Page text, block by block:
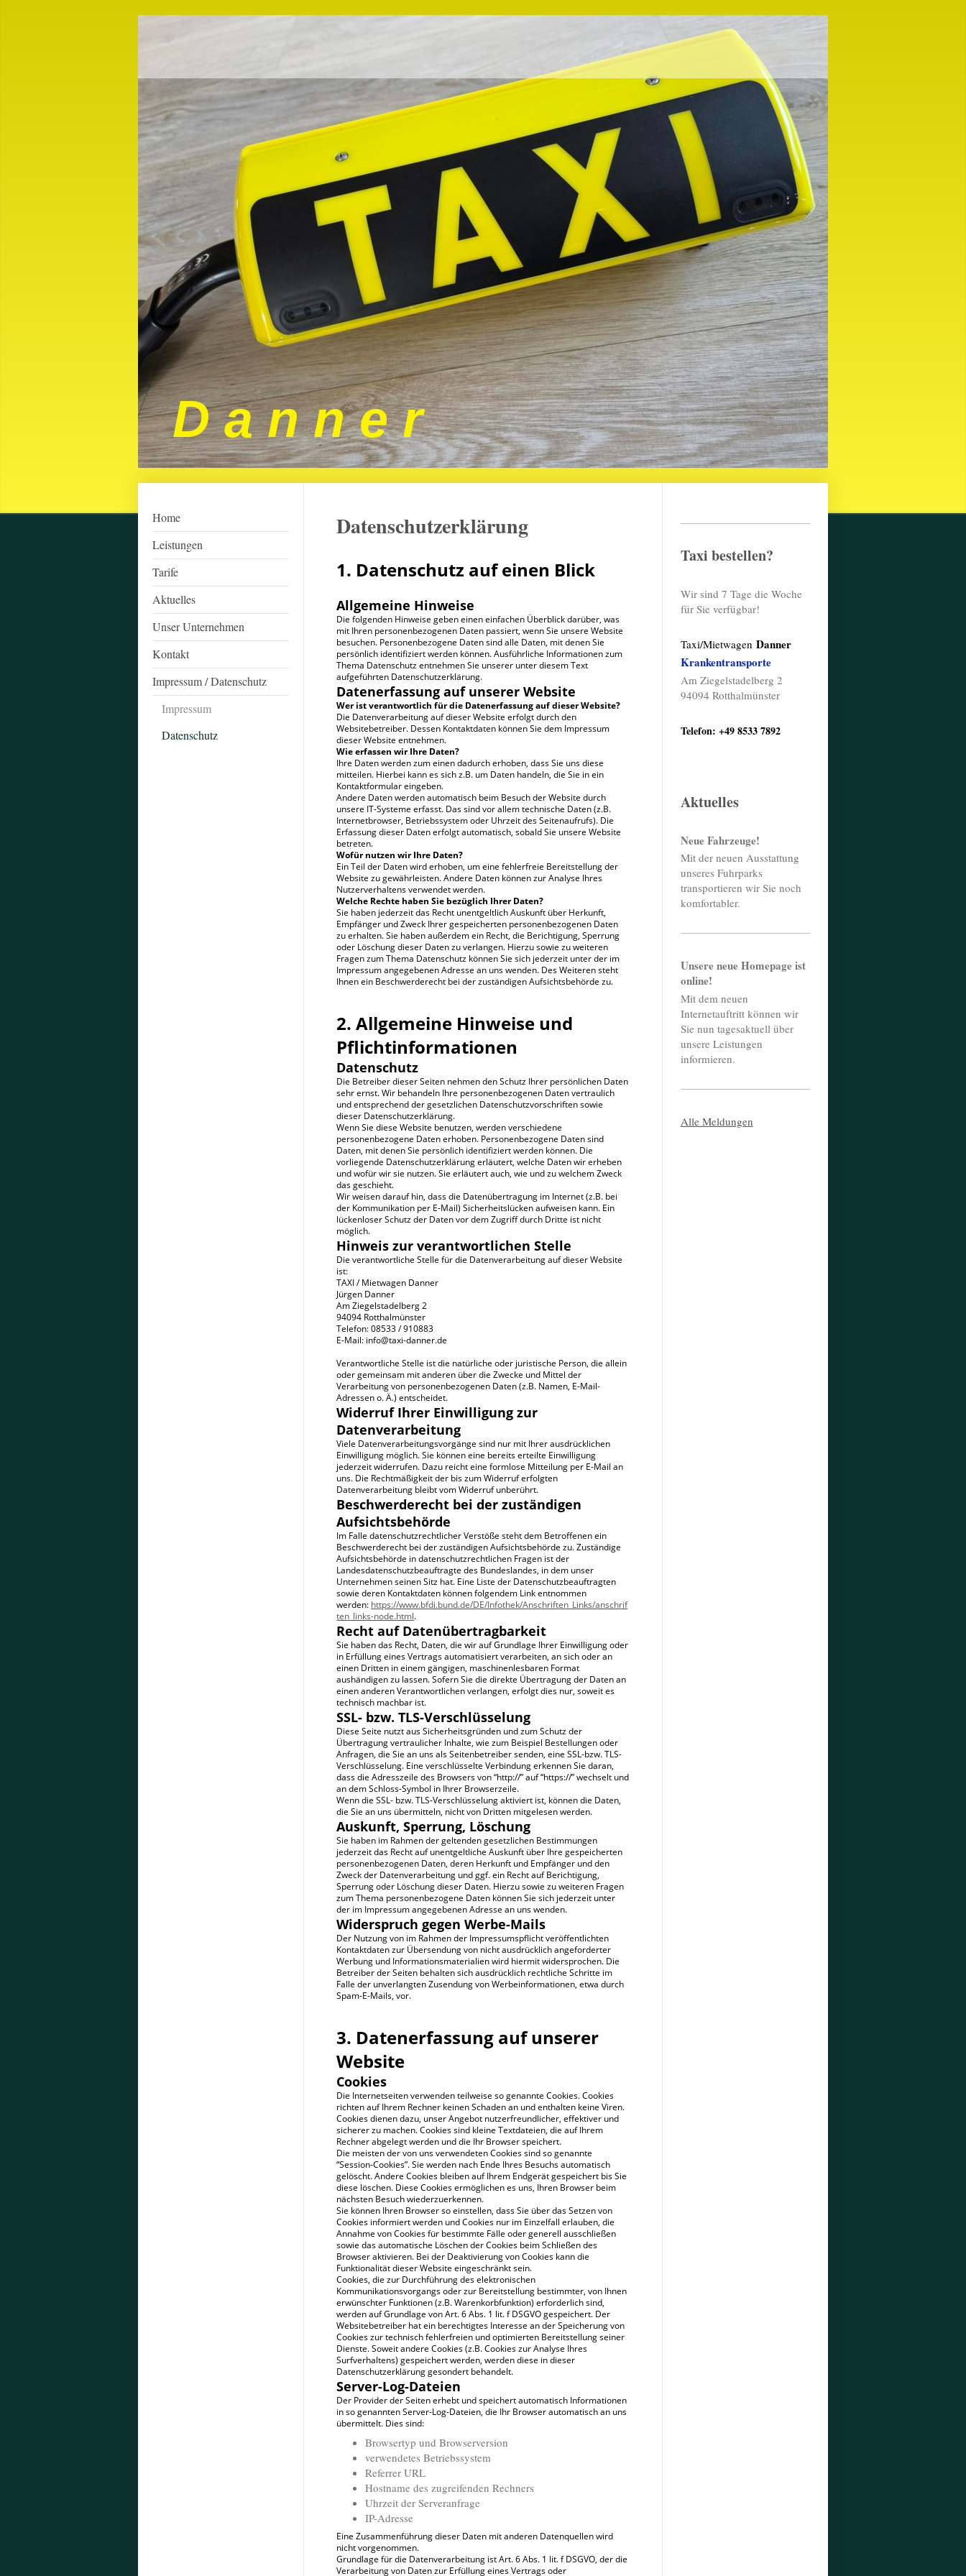
D a n n e r
Home
Leistungen
Tarife
Aktuelles
Unser Unternehmen
Kontakt
Impressum / Datenschutz
Impressum
Datenschutz
Datenschutzerklärung
1. Datenschutz auf einen Blick
Allgemeine Hinweise
Die folgenden Hinweise geben einen einfachen Überblick darüber, was
mit Ihren personenbezogenen Daten passiert, wenn Sie unsere Website
besuchen. Personenbezogene Daten sind alle Daten, mit denen Sie
persönlich identifiziert werden können. Ausführliche Informationen zum
Thema Datenschutz entnehmen Sie unserer unter diesem Text
aufgeführten Datenschutzerklärung.
Datenerfassung auf unserer Website
Wer ist verantwortlich für die Datenerfassung auf dieser Website?
Die Datenverarbeitung auf dieser Website erfolgt durch den
Websitebetreiber. Dessen Kontaktdaten können Sie dem Impressum
dieser Website entnehmen.
Wie erfassen wir Ihre Daten?
Ihre Daten werden zum einen dadurch erhoben, dass Sie uns diese
mitteilen. Hierbei kann es sich z.B. um Daten handeln, die Sie in ein
Kontaktformular eingeben.
Andere Daten werden automatisch beim Besuch der Website durch
unsere IT-Systeme erfasst. Das sind vor allem technische Daten (z.B.
Internetbrowser, Betriebssystem oder Uhrzeit des Seitenaufrufs). Die
Erfassung dieser Daten erfolgt automatisch, sobald Sie unsere Website
betreten.
Wofür nutzen wir Ihre Daten?
Ein Teil der Daten wird erhoben, um eine fehlerfreie Bereitstellung der
Website zu gewährleisten. Andere Daten können zur Analyse Ihres
Nutzerverhaltens verwendet werden.
Welche Rechte haben Sie bezüglich Ihrer Daten?
Sie haben jederzeit das Recht unentgeltlich Auskunft über Herkunft,
Empfänger und Zweck Ihrer gespeicherten personenbezogenen Daten
zu erhalten. Sie haben außerdem ein Recht, die Berichtigung, Sperrung
oder Löschung dieser Daten zu verlangen. Hierzu sowie zu weiteren
Fragen zum Thema Datenschutz können Sie sich jederzeit unter der im
Impressum angegebenen Adresse an uns wenden. Des Weiteren steht
Ihnen ein Beschwerderecht bei der zuständigen Aufsichtsbehörde zu.
2. Allgemeine Hinweise und
Pflichtinformationen
Datenschutz
Die Betreiber dieser Seiten nehmen den Schutz Ihrer persönlichen Daten
sehr ernst. Wir behandeln Ihre personenbezogenen Daten vertraulich
und entsprechend der gesetzlichen Datenschutzvorschriften sowie
dieser Datenschutzerklärung.
Wenn Sie diese Website benutzen, werden verschiedene
personenbezogene Daten erhoben. Personenbezogene Daten sind
Daten, mit denen Sie persönlich identifiziert werden können. Die
vorliegende Datenschutzerklärung erläutert, welche Daten wir erheben
und wofür wir sie nutzen. Sie erläutert auch, wie und zu welchem Zweck
das geschieht.
Wir weisen darauf hin, dass die Datenübertragung im Internet (z.B. bei
der Kommunikation per E-Mail) Sicherheitslücken aufweisen kann. Ein
lückenloser Schutz der Daten vor dem Zugriff durch Dritte ist nicht
möglich.
Hinweis zur verantwortlichen Stelle
Die verantwortliche Stelle für die Datenverarbeitung auf dieser Website
ist:
TAXI / Mietwagen Danner
Jürgen Danner
Am Ziegelstadelberg 2
94094 Rotthalmünster
Telefon: 08533 / 910883
E-Mail: info@taxi-danner.de
Verantwortliche Stelle ist die natürliche oder juristische Person, die allein
oder gemeinsam mit anderen über die Zwecke und Mittel der
Verarbeitung von personenbezogenen Daten (z.B. Namen, E-Mail-
Adressen o. Ä.) entscheidet.
Widerruf Ihrer Einwilligung zur
Datenverarbeitung
Viele Datenverarbeitungsvorgänge sind nur mit Ihrer ausdrücklichen
Einwilligung möglich. Sie können eine bereits erteilte Einwilligung
jederzeit widerrufen. Dazu reicht eine formlose Mitteilung per E-Mail an
uns. Die Rechtmäßigkeit der bis zum Widerruf erfolgten
Datenverarbeitung bleibt vom Widerruf unberührt.
Beschwerderecht bei der zuständigen
Aufsichtsbehörde
Im Falle datenschutzrechtlicher Verstöße steht dem Betroffenen ein
Beschwerderecht bei der zuständigen Aufsichtsbehörde zu. Zuständige
Aufsichtsbehörde in datenschutzrechtlichen Fragen ist der
Landesdatenschutzbeauftragte des Bundeslandes, in dem unser
Unternehmen seinen Sitz hat. Eine Liste der Datenschutzbeauftragten
sowie deren Kontaktdaten können folgendem Link entnommen
werden: https://www.bfdi.bund.de/DE/Infothek/Anschriften_Links/anschrif
ten_links-node.html.
Recht auf Datenübertragbarkeit
Sie haben das Recht, Daten, die wir auf Grundlage Ihrer Einwilligung oder
in Erfüllung eines Vertrags automatisiert verarbeiten, an sich oder an
einen Dritten in einem gängigen, maschinenlesbaren Format
aushändigen zu lassen. Sofern Sie die direkte Übertragung der Daten an
einen anderen Verantwortlichen verlangen, erfolgt dies nur, soweit es
technisch machbar ist.
SSL- bzw. TLS-Verschlüsselung
Diese Seite nutzt aus Sicherheitsgründen und zum Schutz der
Übertragung vertraulicher Inhalte, wie zum Beispiel Bestellungen oder
Anfragen, die Sie an uns als Seitenbetreiber senden, eine SSL-bzw. TLS-
Verschlüsselung. Eine verschlüsselte Verbindung erkennen Sie daran,
dass die Adresszeile des Browsers von “http://” auf “https://” wechselt und
an dem Schloss-Symbol in Ihrer Browserzeile.
Wenn die SSL- bzw. TLS-Verschlüsselung aktiviert ist, können die Daten,
die Sie an uns übermitteln, nicht von Dritten mitgelesen werden.
Auskunft, Sperrung, Löschung
Sie haben im Rahmen der geltenden gesetzlichen Bestimmungen
jederzeit das Recht auf unentgeltliche Auskunft über Ihre gespeicherten
personenbezogenen Daten, deren Herkunft und Empfänger und den
Zweck der Datenverarbeitung und ggf. ein Recht auf Berichtigung,
Sperrung oder Löschung dieser Daten. Hierzu sowie zu weiteren Fragen
zum Thema personenbezogene Daten können Sie sich jederzeit unter
der im Impressum angegebenen Adresse an uns wenden.
Widerspruch gegen Werbe-Mails
Der Nutzung von im Rahmen der Impressumspflicht veröffentlichten
Kontaktdaten zur Übersendung von nicht ausdrücklich angeforderter
Werbung und Informationsmaterialien wird hiermit widersprochen. Die
Betreiber der Seiten behalten sich ausdrücklich rechtliche Schritte im
Falle der unverlangten Zusendung von Werbeinformationen, etwa durch
Spam-E-Mails, vor.
3. Datenerfassung auf unserer
Website
Cookies
Die Internetseiten verwenden teilweise so genannte Cookies. Cookies
richten auf Ihrem Rechner keinen Schaden an und enthalten keine Viren.
Cookies dienen dazu, unser Angebot nutzerfreundlicher, effektiver und
sicherer zu machen. Cookies sind kleine Textdateien, die auf Ihrem
Rechner abgelegt werden und die Ihr Browser speichert.
Die meisten der von uns verwendeten Cookies sind so genannte
“Session-Cookies”. Sie werden nach Ende Ihres Besuchs automatisch
gelöscht. Andere Cookies bleiben auf Ihrem Endgerät gespeichert bis Sie
diese löschen. Diese Cookies ermöglichen es uns, Ihren Browser beim
nächsten Besuch wiederzuerkennen.
Sie können Ihren Browser so einstellen, dass Sie über das Setzen von
Cookies informiert werden und Cookies nur im Einzelfall erlauben, die
Annahme von Cookies für bestimmte Fälle oder generell ausschließen
sowie das automatische Löschen der Cookies beim Schließen des
Browser aktivieren. Bei der Deaktivierung von Cookies kann die
Funktionalität dieser Website eingeschränkt sein.
Cookies, die zur Durchführung des elektronischen
Kommunikationsvorgangs oder zur Bereitstellung bestimmter, von Ihnen
erwünschter Funktionen (z.B. Warenkorbfunktion) erforderlich sind,
werden auf Grundlage von Art. 6 Abs. 1 lit. f DSGVO gespeichert. Der
Websitebetreiber hat ein berechtigtes Interesse an der Speicherung von
Cookies zur technisch fehlerfreien und optimierten Bereitstellung seiner
Dienste. Soweit andere Cookies (z.B. Cookies zur Analyse Ihres
Surfverhaltens) gespeichert werden, werden diese in dieser
Datenschutzerklärung gesondert behandelt.
Server-Log-Dateien
Der Provider der Seiten erhebt und speichert automatisch Informationen
in so genannten Server-Log-Dateien, die Ihr Browser automatisch an uns
übermittelt. Dies sind:
Browsertyp und Browserversion
verwendetes Betriebssystem
Referrer URL
Hostname des zugreifenden Rechners
Uhrzeit der Serveranfrage
IP-Adresse
Eine Zusammenführung dieser Daten mit anderen Datenquellen wird
nicht vorgenommen.
Grundlage für die Datenverarbeitung ist Art. 6 Abs. 1 lit. f DSGVO, der die
Verarbeitung von Daten zur Erfüllung eines Vertrags oder
Taxi bestellen?
Wir sind 7 Tage die Woche
für Sie verfügbar!
Taxi/Mietwagen Danner
Krankentransporte
Am Ziegelstadelberg 2
94094 Rotthalmünster
Telefon: +49 8533 7892
Aktuelles
Neue Fahrzeuge!
Mit der neuen Ausstattung
unseres Fuhrparks
transportieren wir Sie noch
komfortabler.
Unsere neue Homepage ist
online!
Mit dem neuen
Internetauftritt können wir
Sie nun tagesaktuell über
unsere Leistungen
informieren.
Alle Meldungen